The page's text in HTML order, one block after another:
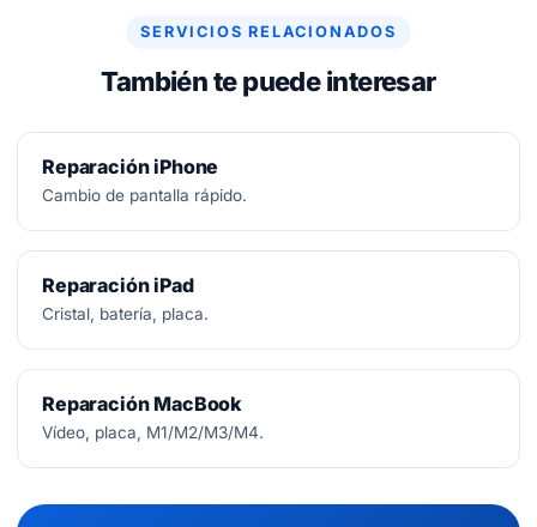
SERVICIOS RELACIONADOS
También te puede interesar
Reparación iPhone
Cambio de pantalla rápido.
Reparación iPad
Cristal, batería, placa.
Reparación MacBook
Vídeo, placa, M1/M2/M3/M4.